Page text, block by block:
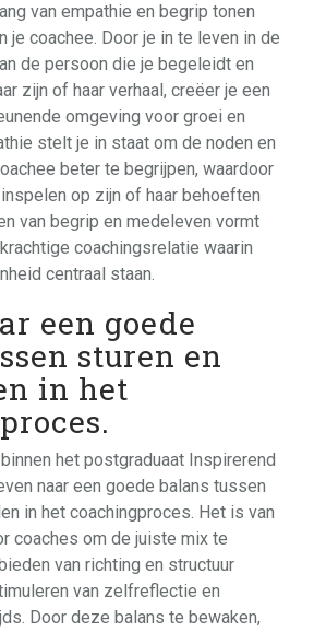
van empathie en begrip tonen
je coachee. Door je in te leven in de
de persoon die je begeleidt en
zijn of haar verhaal, creëer je een
omgeving voor groei en
stelt je in staat om de noden en
beter te begrijpen, waardoor
op zijn of haar behoeften
van begrip en medeleven vormt
coachingsrelatie waarin
centraal staan.
een goede
sturen en
in het
het postgraduaat Inspirerend
naar een goede balans tussen
in het coachingproces. Het is van
coaches om de juiste mix te
van richting en structuur
van zelfreflectie en
Door deze balans te bewaken,